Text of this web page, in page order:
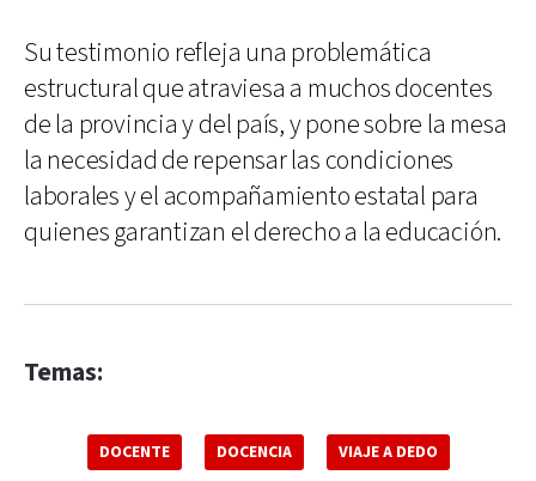
Su testimonio refleja una problemática
estructural que atraviesa a muchos docentes
de la provincia y del país, y pone sobre la mesa
la necesidad de repensar las condiciones
laborales y el acompañamiento estatal para
quienes garantizan el derecho a la educación.
Temas:
DOCENTE DOCENCIA VIAJE A DEDO